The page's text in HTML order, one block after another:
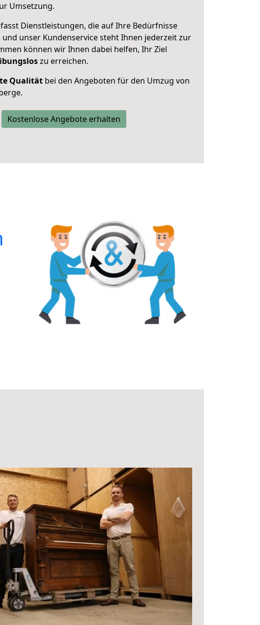
Umsetzung.
Dienstleistungen, die auf Ihre Bedürfnisse
unser Kundenservice steht Ihnen jederzeit zur
können wir Ihnen dabei helfen, Ihr Ziel
zu erreichen.
Qualität bei den Angeboten für den Umzug von
Kostenlose Angebote erhalten